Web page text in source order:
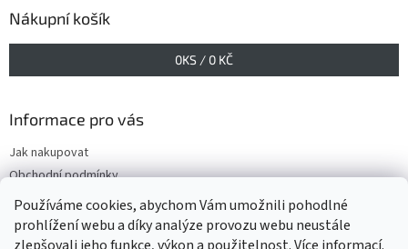
Používáme cookies, abychom Vám umožnili pohodlné
prohlížení webu a díky analýze provozu webu neustále
Nákupní košík
0KS / 0 KČ
Informace pro vás
Jak nakupovat
Obchodní podmínky
Podmínky ochrany osobních údajů